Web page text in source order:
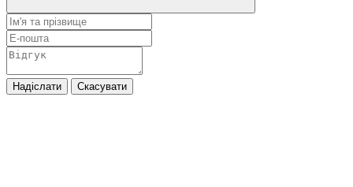
Надіслати Скасувати